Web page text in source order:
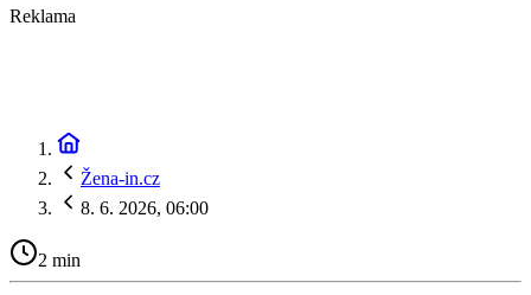
Reklama
Žena-in.cz
8. 6. 2026, 06:00
2 min